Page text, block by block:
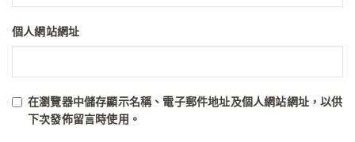
個人網站網址
在瀏覽器中儲存顯示名稱、電子郵件地址及個人網站網址，以供
下次發佈留言時使用。